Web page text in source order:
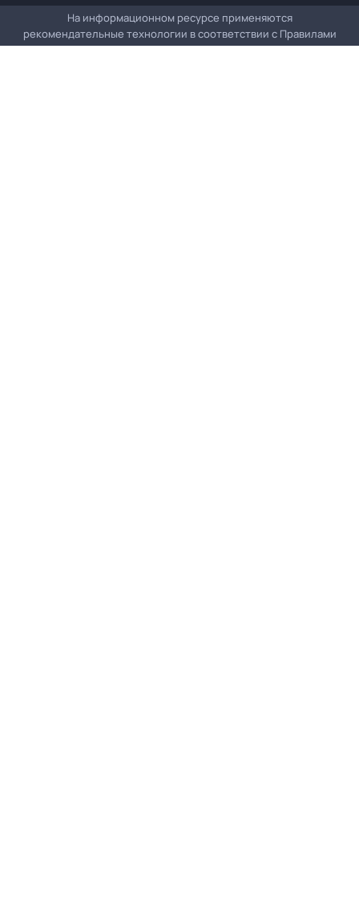
На информационном ресурсе применяются
рекомендательные технологии в соответствии с Правилами